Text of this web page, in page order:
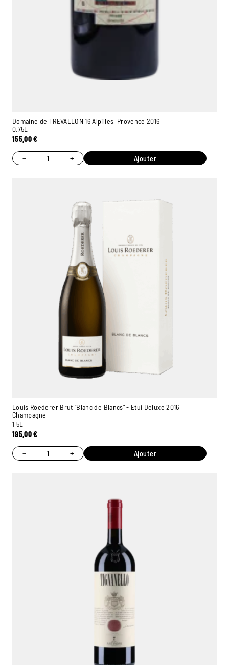
Domaine de TREVALLON 16 Alpilles, Provence 2016
0,75L
155,00€
− + Ajouter
Louis Roederer Brut "Blanc de Blancs" - Etui Deluxe 2016
Champagne
1,5L
195,00€
− + Ajouter